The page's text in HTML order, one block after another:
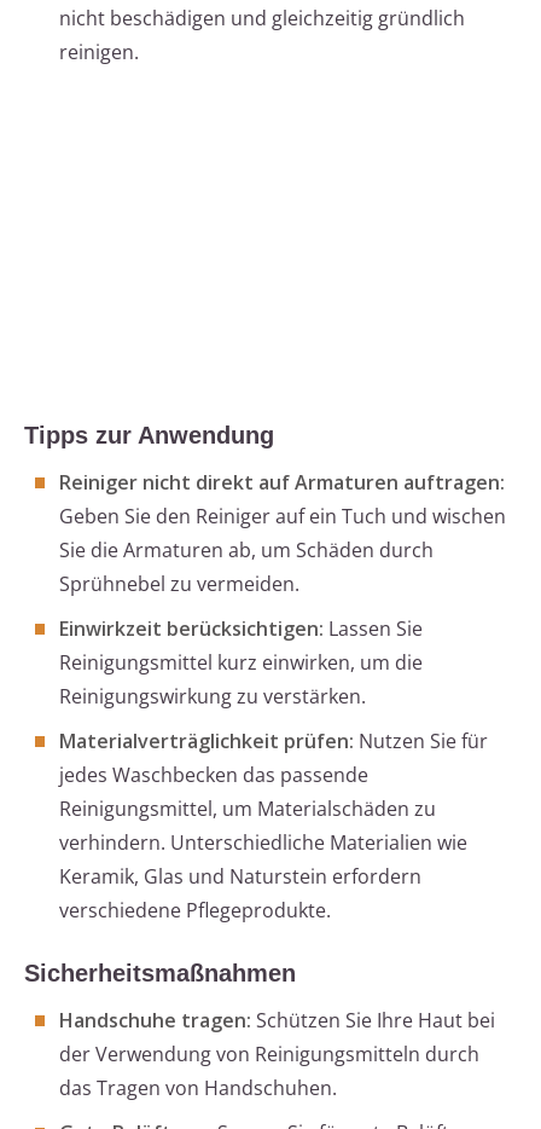
nicht beschädigen und gleichzeitig gründlich
reinigen.
Tipps zur Anwendung
Reiniger nicht direkt auf Armaturen auftragen:
Geben Sie den Reiniger auf ein Tuch und wischen
Sie die Armaturen ab, um Schäden durch
Sprühnebel zu vermeiden.
Einwirkzeit berücksichtigen: Lassen Sie
Reinigungsmittel kurz einwirken, um die
Reinigungswirkung zu verstärken.
Materialverträglichkeit prüfen: Nutzen Sie für
jedes Waschbecken das passende
Reinigungsmittel, um Materialschäden zu
verhindern. Unterschiedliche Materialien wie
Keramik, Glas und Naturstein erfordern
verschiedene Pflegeprodukte.
Sicherheitsmaßnahmen
Handschuhe tragen: Schützen Sie Ihre Haut bei
der Verwendung von Reinigungsmitteln durch
das Tragen von Handschuhen.